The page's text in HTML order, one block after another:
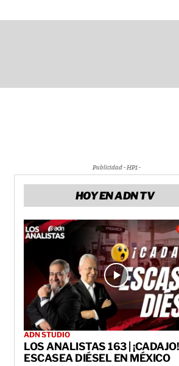
Publicidad - HP1 -
HOY EN ADN TV
ADN STUDIO
LOS ANALISTAS 163 | ¡CADAJO!
ESCASEA DIÉSEL EN MÉXICO